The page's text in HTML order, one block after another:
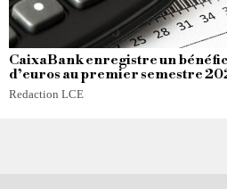
CaixaBank enregistre un
d’euros au premier semestre
Redaction LCE